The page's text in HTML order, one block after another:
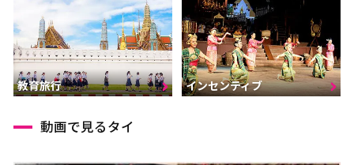
教育旅行 インセンティブ
動画で見るタイ